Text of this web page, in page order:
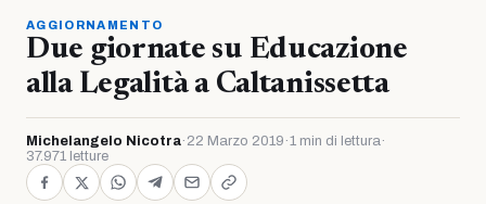
AGGIORNAMENTO
Due giornate su Educazione
alla Legalità a Caltanissetta
Michelangelo Nicotra· 22 Marzo 2019 ·1 min di lettura·
37.971 letture